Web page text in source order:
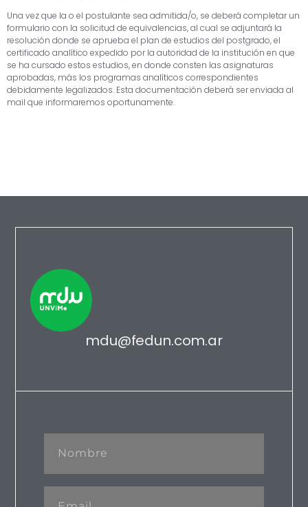
Una vez que la o el postulante sea admitida/o, se deberá completar un
formulario con la solicitud de equivalencias, al cual se adjuntará la
resolución donde se aprueba el plan de estudios del postgrado, el
certificado analítico expedido por la autoridad de la institución en que
se ha cursado estos estudios, en donde consten las asignaturas
aprobadas, más los programas analíticos correspondientes
debidamente legalizados. Esta documentación deberá ser enviada al
mail que informaremos oportunamente.
mdu@fedun.com.ar